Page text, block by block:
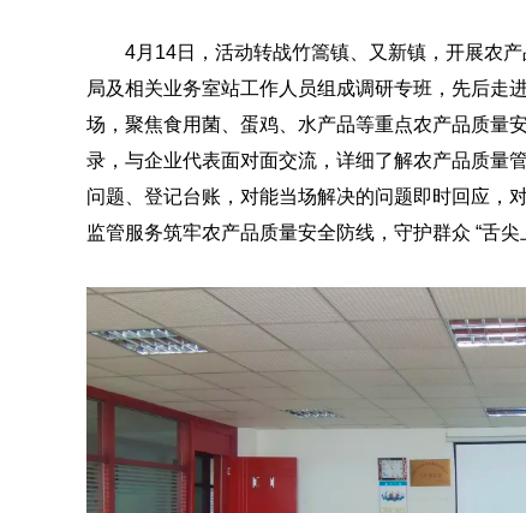
4月14日，活动转战竹篙镇、又新镇，开展农
局及相关业务室站工作人员组成调研专班，先后走
场，聚焦食用菌、蛋鸡、水产品等重点农产品质量
录，与企业代表面对面交流，详细了解农产品质量
问题、登记台账，对能当场解决的问题即时回应，
监管服务筑牢农产品质量安全防线，守护群众 “舌